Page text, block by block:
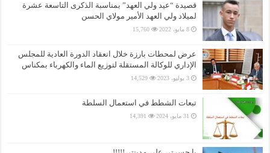
قصيدة “عيد ولي العهد” بمناسبة الذكرى التاسعة عشرة
لميلاد ولي العهد الأمير مولاي الحسن
8 مايو، 2022 15,760
عرض لمحطات بارزة خلال انعقاد الدورة العادية للمجلس
الإداري للوكالة المستقلة لتوزيع الماء والكهرباء بمكناس
3 يوليو، 2023 14,529
تبعات الشطط في استعمال السلطة
31 مايو، 2024 14,391